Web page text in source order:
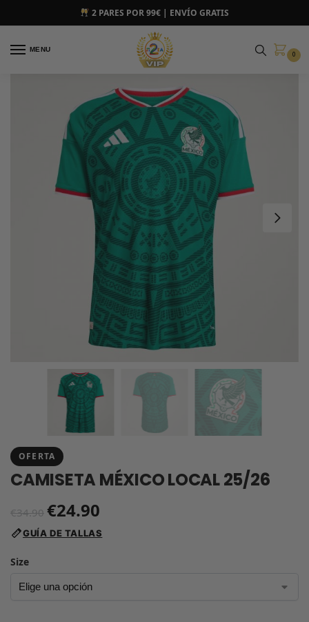
2 PARES POR 99€ | ENVÍO GRATIS
MENU
0
OFERTA
CAMISETA MÉXICO LOCAL 25/26
€34.90 €24.90
GUÍA DE TALLAS
Size